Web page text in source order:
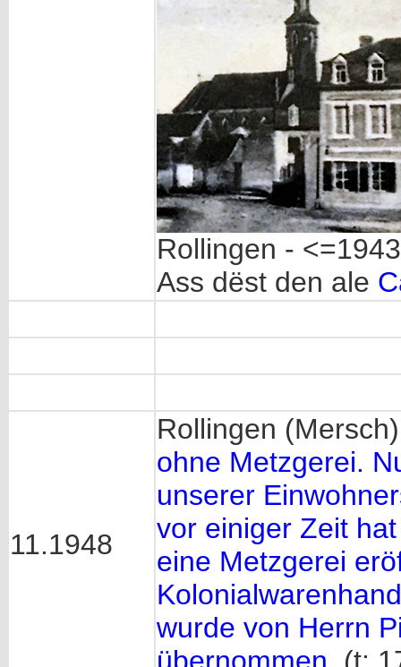
Rollingen - <=1943
Ass dëst den ale
11.1948
Rollingen
ohne Metzgerei.
unserer
vor einiger Zeit
eine Metzgerei
wurde von Herrn